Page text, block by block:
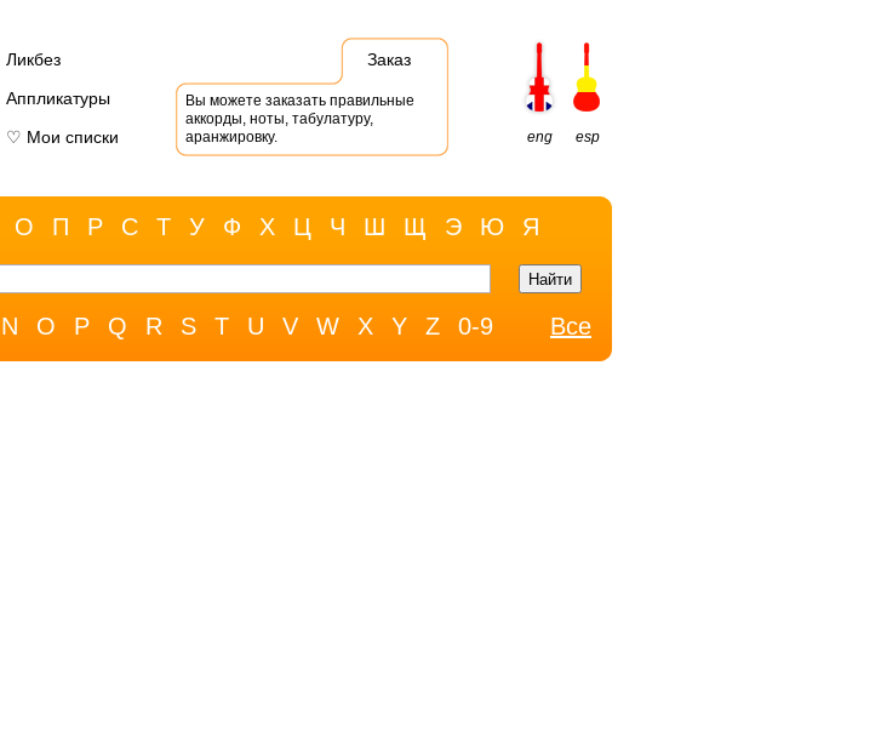
Ликбез
Аппликатуры
♡ Мои списки
Заказ
Вы можете заказать правильные
аккорды, ноты, табулатуру,
аранжировку.
eng esp
О П Р С Т У Ф Х Ц Ч Ш Щ Э Ю Я
N O P Q R S T U V W X Y Z 0-9 Все